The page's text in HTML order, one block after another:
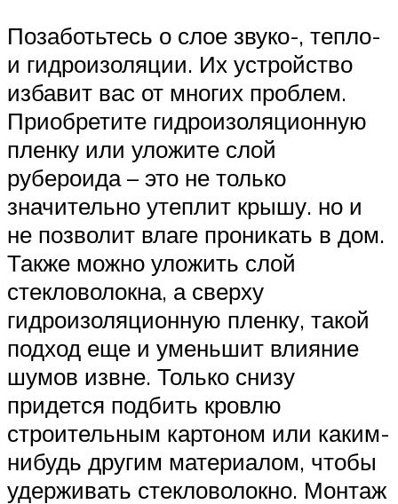
Позаботьтесь о слое звуко-, тепло-
и гидроизоляции. Их устройство
избавит вас от многих проблем.
Приобретите гидроизоляционную
пленку или уложите слой
рубероида – это не только
значительно утеплит крышу. но и
не позволит влаге проникать в дом.
Также можно уложить слой
стекловолокна, а сверху
гидроизоляционную пленку, такой
подход еще и уменьшит влияние
шумов извне. Только снизу
придется подбить кровлю
строительным картоном или каким-
нибудь другим материалом, чтобы
удерживать стекловолокно. Монтаж